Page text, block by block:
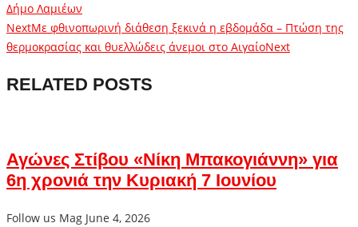
Δήμο Λαμιέων
NextΜε φθινοπωρινή διάθεση ξεκινά η εβδομάδα – Πτώση της
θερμοκρασίας και θυελλώδεις άνεμοι στο ΑιγαίοNext
RELATED POSTS
Αγώνες Στίβου «Νίκη Μπακογιάννη» για
6η χρονιά την Κυριακή 7 Ιουνίου
Follow us Mag June 4, 2026